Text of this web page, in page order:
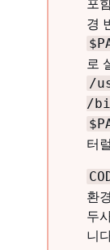
경
로
/
/
터
환
두
니